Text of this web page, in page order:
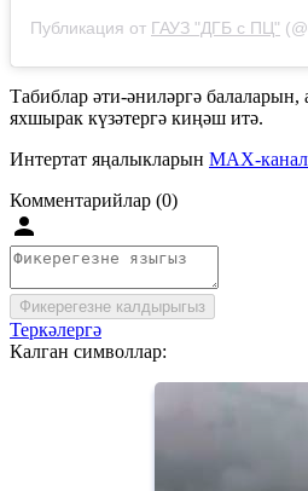
Публикация от ГАУЗ "ДГБ с ПЦ"
Табиблар әти-әниләргә балаларын,
яхшырак күзәтергә киңәш итә.
Интертат яңалыкларын MAX-
Комментарийлар (0)
Фикерегезне калдырыгыз
Теркәлергә
Калган символлар: